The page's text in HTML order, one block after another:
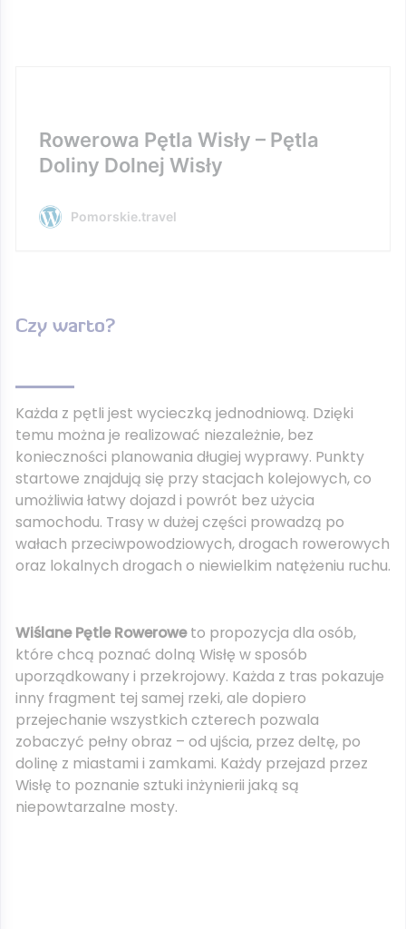
Rowerowa Pętla Wisły – Pętla
Doliny Dolnej Wisły
Pomorskie.travel
Czy warto?
Każda z pętli jest wycieczką jednodniową. Dzięki
temu można je realizować niezależnie, bez
konieczności planowania długiej wyprawy. Punkty
startowe znajdują się przy stacjach kolejowych, co
umożliwia łatwy dojazd i powrót bez użycia
samochodu. Trasy w dużej części prowadzą po
wałach przeciwpowodziowych, drogach rowerowych
oraz lokalnych drogach o niewielkim natężeniu ruchu.
Wiślane Pętle Roweroweto propozycja dla osób,
które chcą poznać dolną Wisłę w sposób
uporządkowany i przekrojowy. Każda z tras pokazuje
inny fragment tej samej rzeki, ale dopiero
przejechanie wszystkich czterech pozwala
zobaczyć pełny obraz – od ujścia, przez deltę, po
dolinę z miastami i zamkami. Każdy przejazd przez
Wisłę to poznanie sztuki inżynierii jaką są
niepowtarzalne mosty.